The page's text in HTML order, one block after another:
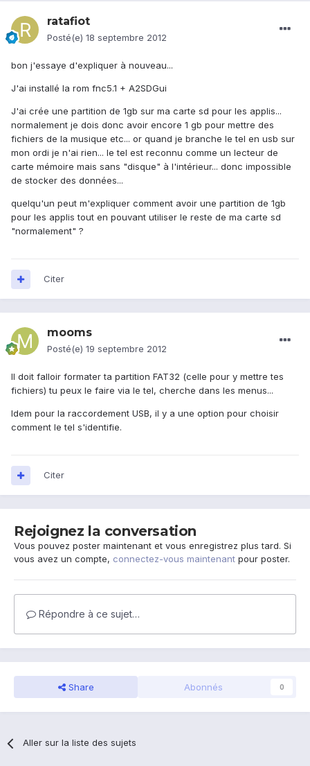
ratafiot
Posté(e) 18 septembre 2012
bon j'essaye d'expliquer à nouveau...
J'ai installé la rom fnc5.1 + A2SDGui
J'ai crée une partition de 1gb sur ma carte sd pour les applis...
normalement je dois donc avoir encore 1 gb pour mettre des
fichiers de la musique etc... or quand je branche le tel en usb sur
mon ordi je n'ai rien... le tel est reconnu comme un lecteur de
carte mémoire mais sans "disque" à l'intérieur... donc impossible
de stocker des données...
quelqu'un peut m'expliquer comment avoir une partition de 1gb
pour les applis tout en pouvant utiliser le reste de ma carte sd
"normalement" ?
Citer
mooms
Posté(e) 19 septembre 2012
Il doit falloir formater ta partition FAT32 (celle pour y mettre tes
fichiers) tu peux le faire via le tel, cherche dans les menus...
Idem pour la raccordement USB, il y a une option pour choisir
comment le tel s'identifie.
Citer
Rejoignez la conversation
Vous pouvez poster maintenant et vous enregistrez plus tard. Si
vous avez un compte, connectez-vous maintenant pour poster.
Répondre à ce sujet…
Share Abonnés 0
Aller sur la liste des sujets